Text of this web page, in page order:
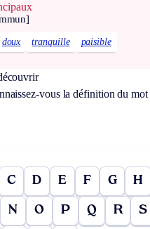
doux tranquille paisible
vous la définition du mot
C D E F G H
N O P Q R S